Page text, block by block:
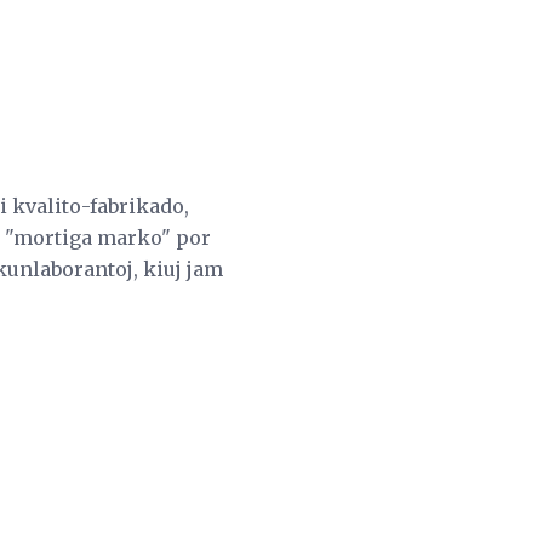
kvalito-fabrikado,
"mortiga marko" por
kiuj jam